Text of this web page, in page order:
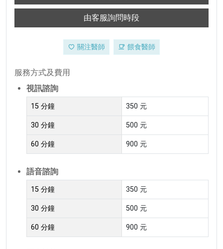
由客服詢問時段
關注醫師 餵食醫師
服務方式及費用
視訊諮詢
15 分鐘 350 元
30 分鐘 500 元
60 分鐘 900 元
語音諮詢
15 分鐘 350 元
30 分鐘 500 元
60 分鐘 900 元